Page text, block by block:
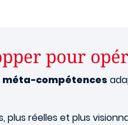
pour
méta-compétences
plus réelles et plus